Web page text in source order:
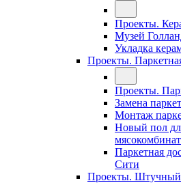
Проекты.
Музей
Укладка
Проекты.
Проекты.
Замена
Монтаж
Новый пол
Паркетная
Сити
Проекты. Штучный